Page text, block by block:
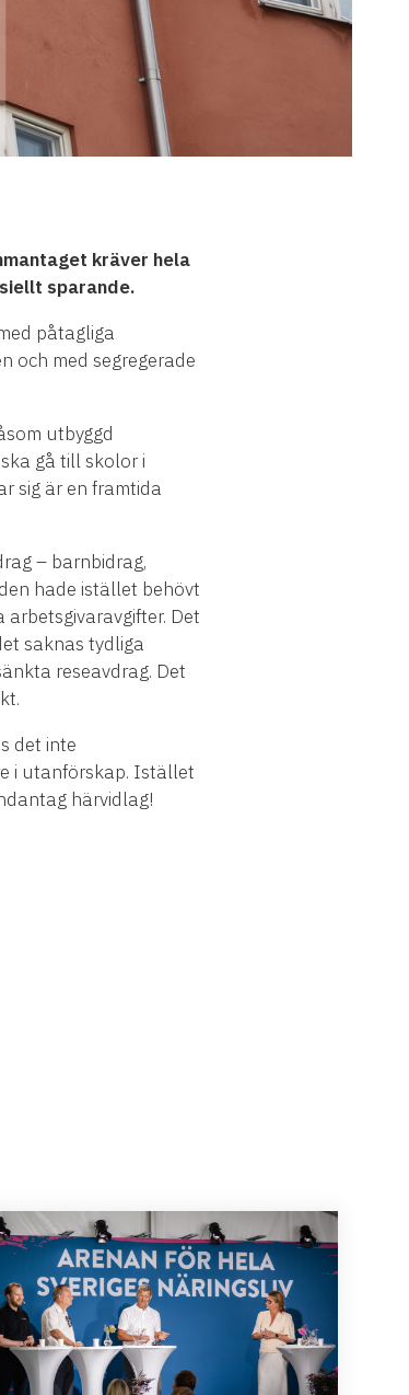
kräver hela
sparande.
påtagliga
och med segregerade
utbyggd
gå till skolor i
sig är en framtida
– barnbidrag,
hade istället behövt
Det
saknas tydliga
reseavdrag. Det
det inte
i utanförskap. Istället
härvidlag!